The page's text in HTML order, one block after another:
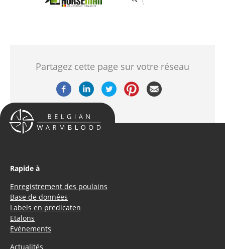
Partagez cette page sur votre réseau
Rapide à
Enregistrement des poulains
Base de données
Labels en predicaten
Etalons
Evénements
Actualités